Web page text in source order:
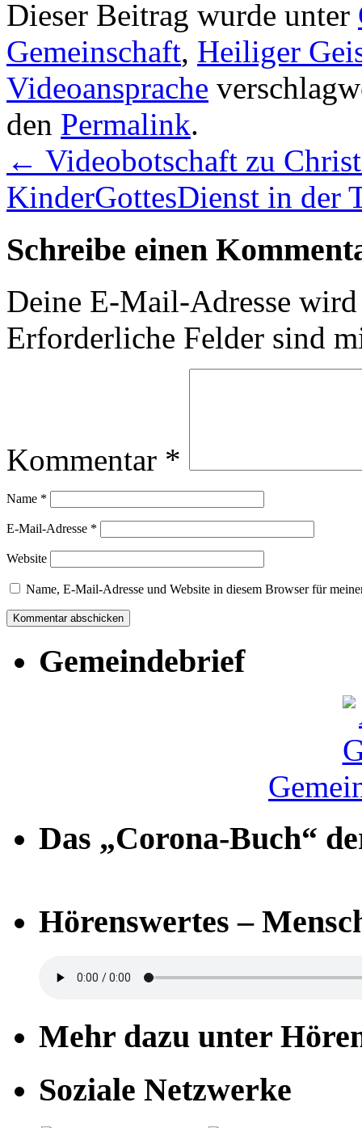
Dieser Beitrag wurde unter
Gemeinschaft, Heiliger
Videoansprache
den Permalink.
← Videobotschaft zu
KinderGottesDienst in der
Schreibe einen
Deine E-Mail-Adresse
Erforderliche Felder sind
Kommentar *
Name *
E-Mail-Adresse *
Website
Name, E-Mail-Adresse und Website in diesem Browser für
Gemeindebrief
Das „Corona-Buch“
Hörenswertes –
Mehr dazu unter
Soziale Netzwerke